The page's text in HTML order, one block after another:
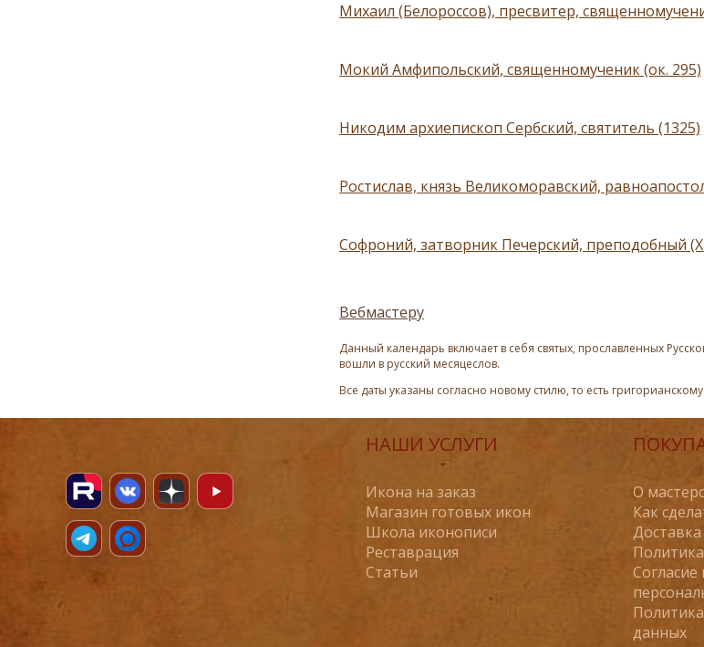
Михаил (Белороссов), пресвитер,
Мокий Амфипольский, священномученик (ок. 295)
Никодим архиепископ Сербский, святитель (1325)
Ростислав, князь Великоморавский,
Софроний, затворник Печерский, преподобный
Вебмастеру
Данный календарь включает в себя святых, прославленных
вошли в русский месяцеслов.
Все даты указаны согласно новому стилю, то есть
НАШИ УСЛУГИ
Икона на заказ
Магазин готовых икон
Школа иконописи
Реставрация
Статьи
О
Как
Согласие
данных